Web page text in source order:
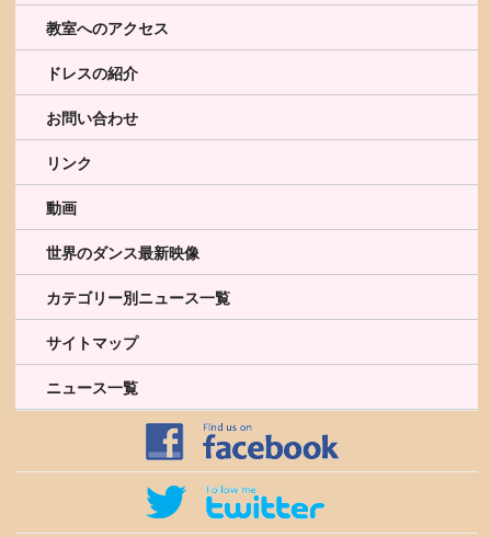
教室へのアクセス
ドレスの紹介
お問い合わせ
リンク
動画
世界のダンス最新映像
カテゴリー別ニュース一覧
サイトマップ
ニュース一覧